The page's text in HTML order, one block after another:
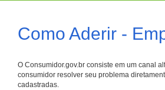
Como Aderir -
O Consumidor.gov.br consiste em um canal
consumidor resolver seu problema
cadastradas.